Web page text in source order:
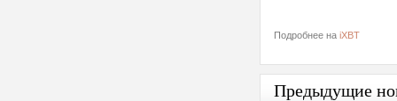
Подробнее на iXBT
Предыдущие